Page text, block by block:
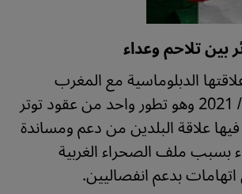
بين تلاحم وعداء
الدبلوماسية مع المغرب
الثلاثاء 24 / 08 / 2021 وهو تطور واحد من عقود توتر
علاقة البلدين من دعم ومساندة
بسبب ملف الصحراء الغربية
بدعم انفصاليين.